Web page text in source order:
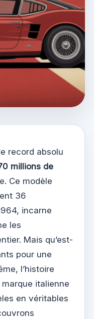
record absolu
millions de
Ce modèle
36
incarne
les
Mais qu’est-
pour une
l’histoire
italienne
en véritables